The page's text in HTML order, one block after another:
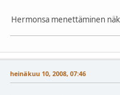
Hermonsa menettäminen
heinäkuu 10, 2008, 07:46